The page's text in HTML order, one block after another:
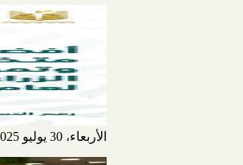
الأربعاء، 30 يوليو 2025